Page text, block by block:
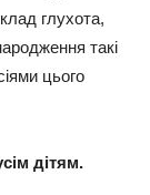
глухота,
такі
цього
дітям.